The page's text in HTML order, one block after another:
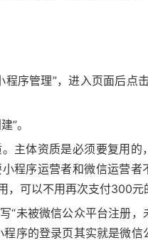
序管理”，进入页面后点
”。
主体资质是必须要复用的
程序运营者和微信运营者
可以不用再次支付300元
“未被微信公众平台注册，
序的登录页其实就是微信